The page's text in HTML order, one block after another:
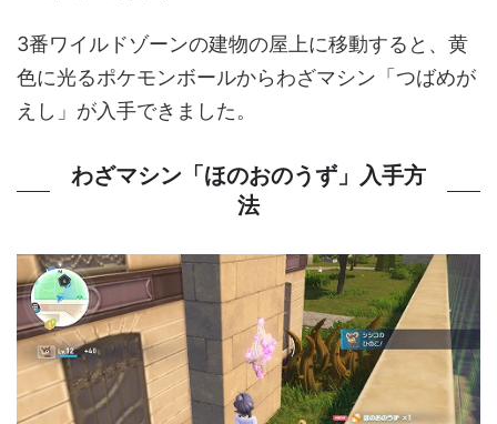
3番ワイルドゾーンの建物の屋上に移動すると、黄
色に光るポケモンボールからわざマシン「つばめが
えし」が入手できました。
わざマシン「ほのおのうず」入手方
法